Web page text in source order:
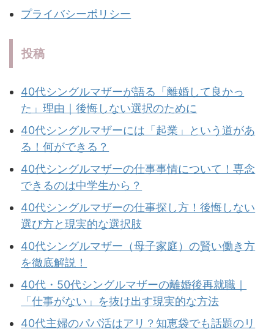
プライバシーポリシー
投稿
40代シングルマザーが語る「離婚して良かっ
た」理由｜後悔しない選択のために
40代シングルマザーには「起業」という道があ
る！何ができる？
40代シングルマザーの仕事事情について！専念
できるのは中学生から？
40代シングルマザーの仕事探し方！後悔しない
選び方と現実的な選択肢
40代シングルマザー（母子家庭）の賢い働き方
を徹底解説！
40代・50代シングルマザーの離婚後再就職｜
「仕事がない」を抜け出す現実的な方法
40代主婦のパパ活はアリ？知恵袋でも話題のリ